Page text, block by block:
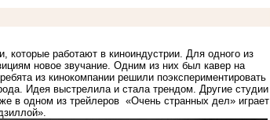
работают в киноиндустрии. Для одного из
новое звучание. Одним из них был кавер на
из кинокомпании решили поэкспериментировать
Идея выстрелила и стала трендом. Другие студии
в одном из трейлеров «Очень странных дел» играет